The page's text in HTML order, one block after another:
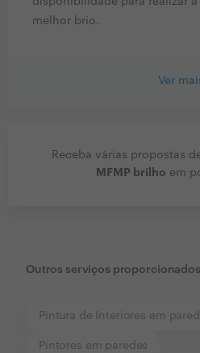
melhor brio.
Ver
Receba várias propostas
MFMP brilho em
Outros serviços
Pintura de Interiores em
Pintores em paredes